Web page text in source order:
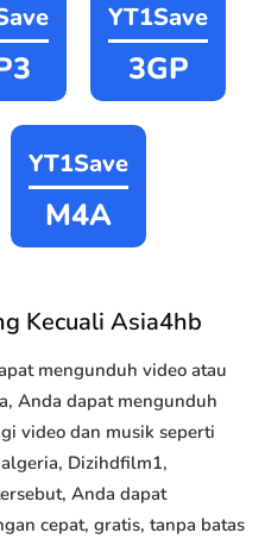
YT1Save
3GP
YT1Save
M4A
Kecuali Asia4hb
mengunduh video atau
Anda dapat mengunduh
video dan musik seperti
Dizihdfilm1,
Anda dapat
cepat, gratis, tanpa batas